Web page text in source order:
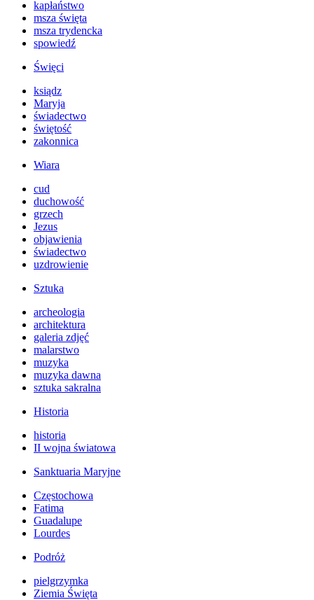
kapłaństwo
msza święta
msza trydencka
spowiedź
Święci
ksiądz
Maryja
świadectwo
świętość
zakonnica
Wiara
cud
duchowość
grzech
Jezus
objawienia
świadectwo
uzdrowienie
Sztuka
archeologia
architektura
galeria zdjęć
malarstwo
muzyka
muzyka dawna
sztuka sakralna
Historia
historia
II wojna światowa
Sanktuaria Maryjne
Częstochowa
Fatima
Guadalupe
Lourdes
Podróż
pielgrzymka
Ziemia Święta